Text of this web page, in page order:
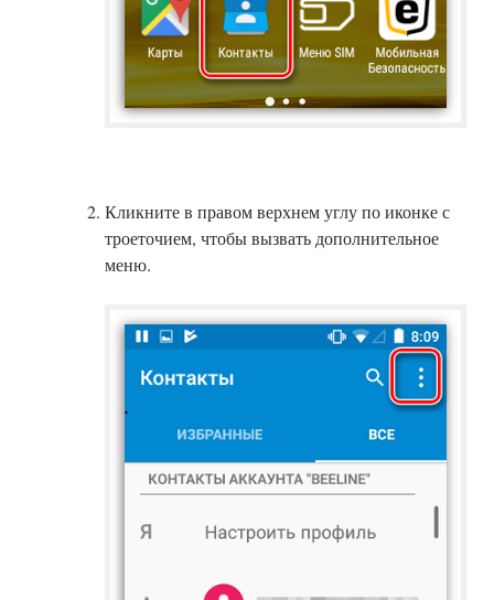
Кликните в правом верхнем углу по иконке с
троеточием, чтобы вызвать дополнительное
меню.